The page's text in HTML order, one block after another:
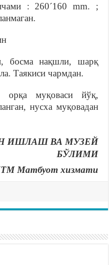
: 260´160 mm. ;
босма нақшли, шарқ
Таякиси чармдан.
орқа муқоваси йўқ,
нусха муқовадан
ИШЛАШ ВА МУЗЕЙ
БЎЛИМИ
Матбуот хизмати